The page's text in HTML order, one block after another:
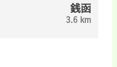
銭函
3.6 km